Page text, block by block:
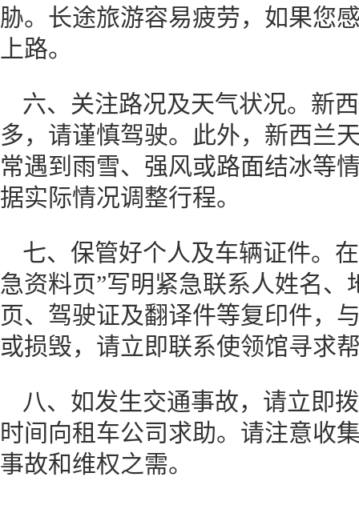
胁。长途旅游容易疲劳，如果您
上路。
六、关注路况及天气状况。新
多，请谨慎驾驶。此外，新西兰
常遇到雨雪、强风或路面结冰等
据实际情况调整行程。
七、保管好个人及车辆证件。
急资料页”写明紧急联系人姓名
页、驾驶证及翻译件等复印件，
或损毁，请立即联系使领馆寻求
八、如发生交通事故，请立即
时间向租车公司求助。请注意收
事故和维权之需。